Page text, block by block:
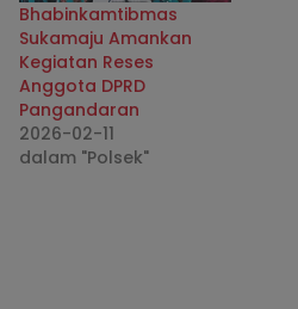
Bhabinkamtibmas
Sukamaju Amankan
Kegiatan Reses
Anggota DPRD
Pangandaran
2026-02-11
dalam "Polsek"